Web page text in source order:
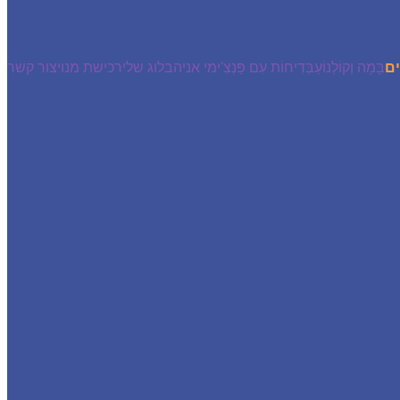
בָּמָה וְקוֹלְנוֹעַבְּדִיחוֹת עִם פַּנְצִ'ימי אניהבלוג שלירכישת מנויצור קשר